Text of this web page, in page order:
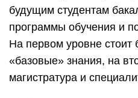
будущим студентам
программы обучения и
На первом уровне стоит
«базовые» знания, на
магистратура и